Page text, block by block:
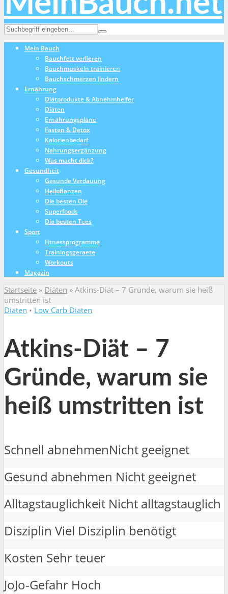
Mein Bauch
Bauchfett verlieren
Bauchmuskeln trainieren
Bauchschmerzen lindern
Ernährung
Diätprodukte & Abnehmhelfer
Diäten
Ernährungspläne
Fasten & Detox
Kalorienbedarf
Nahrungsergänzung
Was macht dick?
Gesundheit
Gesunde Verdauung
Heilpflanzen
Die besten Öle
Superfoods
Die besten Tees
Sport
Fitnessprogramme
Trainingsgeraete
Workouts
Magazin
Startseite » Diäten » Atkins-Diät – 7 Gründe, warum sie heiß
umstritten ist
Diäten • Low Carb Diäten
Atkins-Diät – 7
Gründe, warum sie
heiß umstritten ist
Schnell abnehmenNicht geeignet
Gesund abnehmen Nicht geeignet
Alltagstauglichkeit Nicht alltagstauglich
Disziplin Viel Disziplin benötigt
Kosten Sehr teuer
JoJo-Gefahr Hoch